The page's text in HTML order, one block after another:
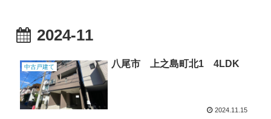
2024-11
中古戸建て 八尾市 上之島町北1 4LDK
2024.11.15